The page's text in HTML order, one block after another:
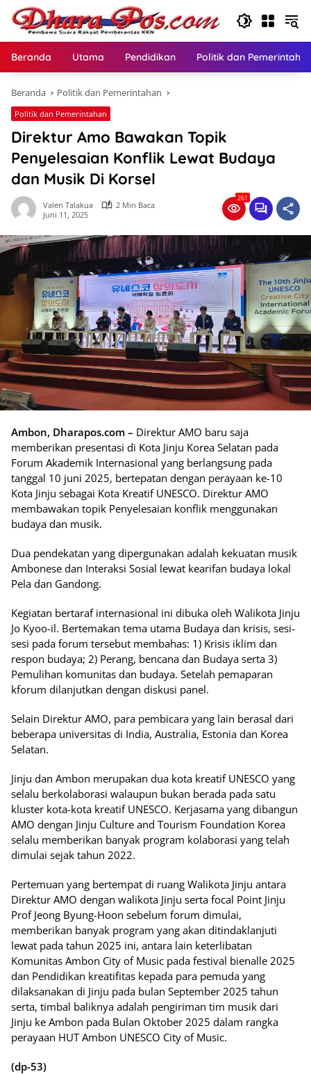
Langsung
konten
Beranda Utama Pendidikan Politik dan
Beranda Politik dan Pemerintahan
Politik dan Pemerintahan
Direktur Amo Bawakan Topik
Penyelesaian Konflik Lewat Budaya
dan Musik Di Korsel
Valen Talakua
2 Min Baca
Juni 11, 2025
261
Ambon, Dharapos.com – Direktur AMO baru saja
memberikan presentasi di Kota Jinju Korea Selatan pada
Forum Akademik Internasional yang berlangsung pada
tanggal 10 juni 2025, bertepatan dengan perayaan ke-10
Kota Jinju sebagai Kota Kreatif UNESCO. Direktur AMO
membawakan topik Penyelesaian konflik menggunakan
budaya dan musik.
Dua pendekatan yang dipergunakan adalah kekuatan musik
Ambonese dan Interaksi Sosial lewat kearifan budaya lokal
Pela dan Gandong.
Kegiatan bertaraf internasional ini dibuka oleh Walikota Jinju
Jo Kyoo-il. Bertemakan tema utama Budaya dan krisis, sesi-
sesi pada forum tersebut membahas: 1) Krisis iklim dan
respon budaya; 2) Perang, bencana dan Budaya serta 3)
Pemulihan komunitas dan budaya. Setelah pemaparan
kforum dilanjutkan dengan diskusi panel.
Selain Direktur AMO, para pembicara yang lain berasal dari
beberapa universitas di India, Australia, Estonia dan Korea
Selatan.
Jinju dan Ambon merupakan dua kota kreatif UNESCO yang
selalu berkolaborasi walaupun bukan berada pada satu
kluster kota-kota kreatif UNESCO. Kerjasama yang dibangun
AMO dengan Jinju Culture and Tourism Foundation Korea
selalu memberikan banyak program kolaborasi yang telah
dimulai sejak tahun 2022.
Pertemuan yang bertempat di ruang Walikota Jinju antara
Direktur AMO dengan walikota Jinju serta focal Point Jinju
Prof Jeong Byung-Hoon sebelum forum dimulai,
memberikan banyak program yang akan ditindaklanjuti
lewat pada tahun 2025 ini, antara lain keterlibatan
Komunitas Ambon City of Music pada festival bienalle 2025
dan Pendidikan kreatifitas kepada para pemuda yang
dilaksanakan di Jinju pada bulan September 2025 tahun
serta, timbal baliknya adalah pengiriman tim musik dari
Jinju ke Ambon pada Bulan Oktober 2025 dalam rangka
perayaan HUT Ambon UNESCO City of Music.
(dp-53)